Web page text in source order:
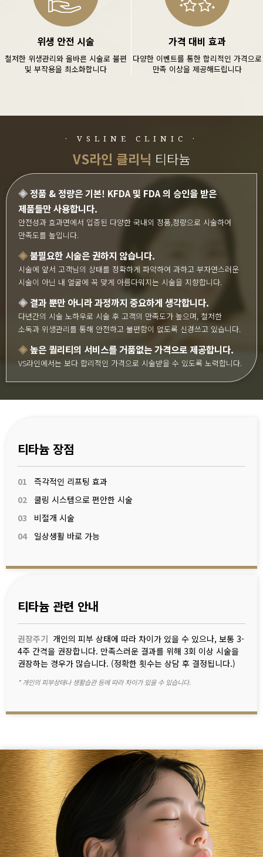
위생 안전 시술
철저한 위생관리와 올바른 시술로 불편
및 부작용을 최소화합니다
가격 대비 효과
다양한 이벤트를 통한 합리적인 가격으로
만족 이상을 제공해드립니다
· VSLINE CLINIC ·
VS라인 클리닉 티타늄
◈정품 & 정량은 기본! KFDA 및 FDA 의 승인을 받은
제품들만 사용합니다.
안전성과 효과면에서 입증된 다양한 국내외 정품,정량으로 시술하여
만족도를 높입니다.
◈불필요한 시술은 권하지 않습니다.
시술에 앞서 고객님의 상태를 정확하게 파악하여 과하고 부자연스러운
시술이 아닌 내 얼굴에 꼭 맞게 아름다워지는 시술을 지향합니다.
◈ 결과 뿐만 아니라 과정까지 중요하게 생각합니다.
다년간의 시술 노하우로 시술 후 고객의 만족도가 높으며, 철저한
소독과 위생관리를 통해 안전하고 불편함이 없도록 신경쓰고 있습니다.
◈높은 퀄리티의 서비스를 거품없는 가격으로 제공합니다.
VS라인에서는 보다 합리적인 가격으로 시술받을 수 있도록 노력합니다.
티타늄 장점
01
즉각적인 리프팅 효과
02 쿨링 시스템으로 편안한 시술
03
비절개 시술
04
일상생활 바로 가능
티타늄 관련 안내
권장주기 개인의 피부 상태에 따라 차이가 있을 수 있으나, 보통 3-
4주 간격을 권장합니다. 만족스러운 결과를 위해 3회 이상 시술을
권장하는 경우가 많습니다. (정확한 횟수는 상담 후 결정됩니다.)
* 개인의 피부상태나 생활습관 등에 따라 차이가 있을 수 있습니다.